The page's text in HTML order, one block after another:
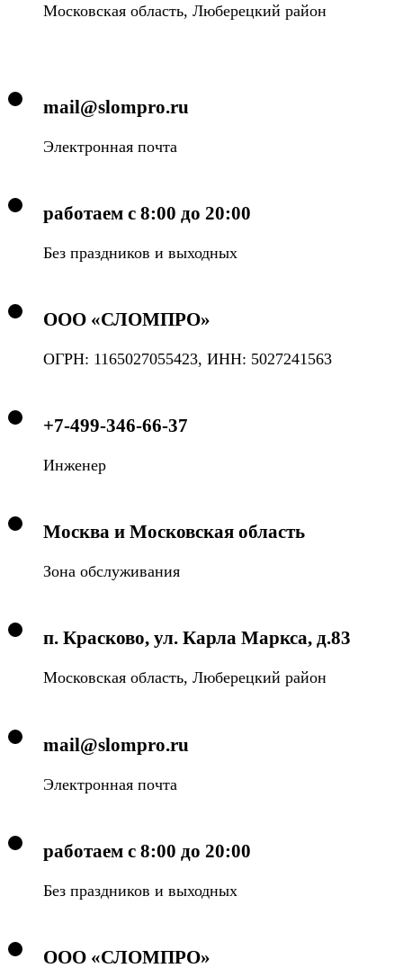
Московская область, Люберецкий район
mail@slompro.ru
Электронная почта
работаем с 8:00 до 20:00
Без праздников и выходных
ООО «СЛОМПРО»
ОГРН: 1165027055423, ИНН: 5027241563
+7-499-346-66-37
Инженер
Москва и Московская область
Зона обслуживания
п. Красково, ул. Карла Маркса, д.83
Московская область, Люберецкий район
mail@slompro.ru
Электронная почта
работаем с 8:00 до 20:00
Без праздников и выходных
ООО «СЛОМПРО»